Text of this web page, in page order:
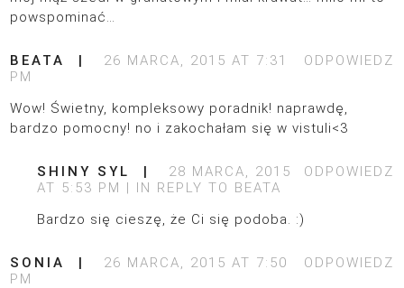
powspominać…
ODPOWIEDZ
BEATA
26 MARCA, 2015 AT 7:31
PM
Wow! Świetny, kompleksowy poradnik! naprawdę,
bardzo pomocny! no i zakochałam się w vistuli<3
ODPOWIEDZ
SHINY SYL
28 MARCA, 2015
AT 5:53 PM
IN REPLY TO BEATA
Bardzo się cieszę, że Ci się podoba. :)
ODPOWIEDZ
SONIA
26 MARCA, 2015 AT 7:50
PM